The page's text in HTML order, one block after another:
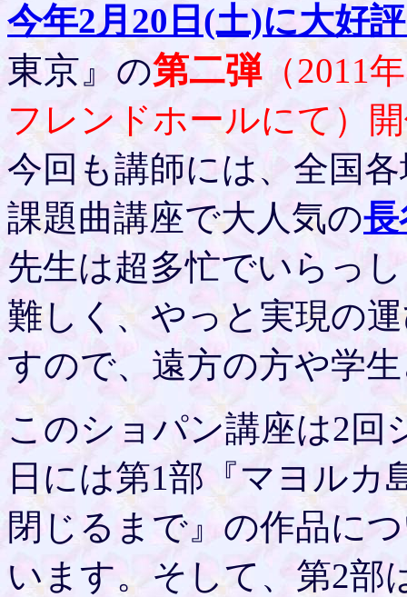
今年2月20日(土)に大好
東京』 の第二弾（2011
フレンドホールにて）
今回も講師には、全国
課題曲講座で大人気の長
先生は超多忙でいらっ
難しく、やっと実現の
すので、遠方の方や学
このショパン講座は2回
日には第1部『マヨルカ
閉じるまで』の作品に
います。そして、第2部